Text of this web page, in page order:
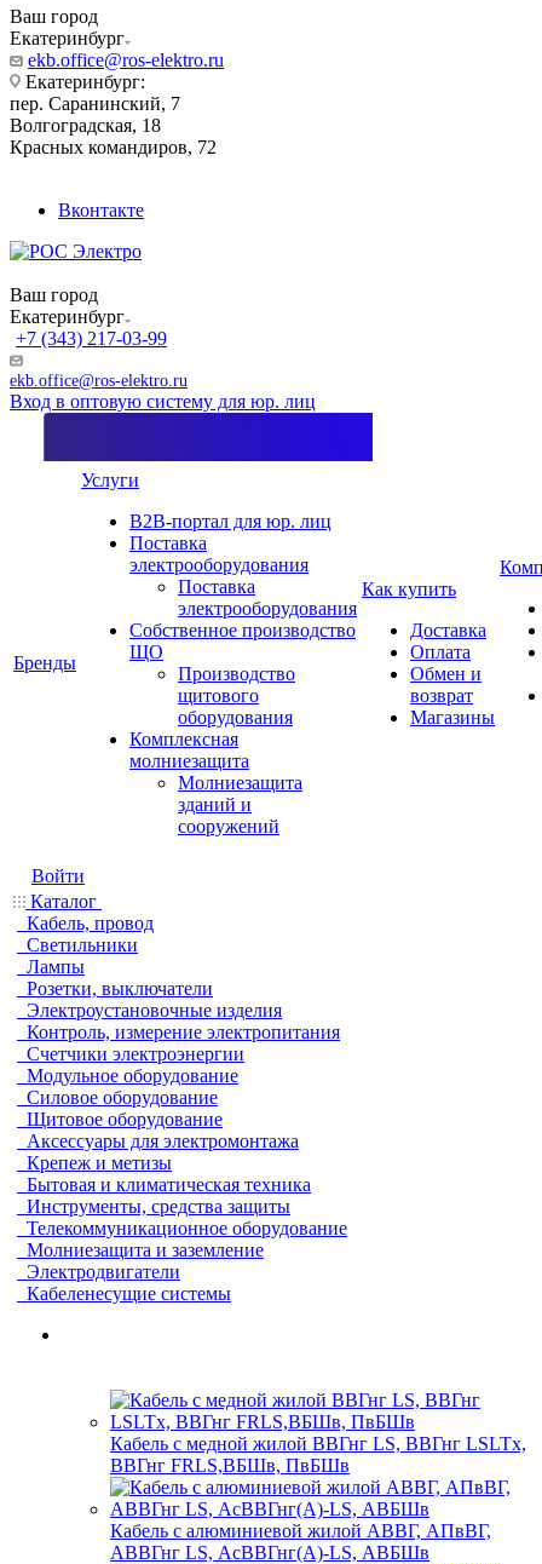
Ваш город
Екатеринбург
ekb.office@ros-elektro.ru
Екатеринбург:
пер. Саранинский, 7
Волгоградская, 18
Красных командиров, 72
Вконтакте
Ваш город
Екатеринбург
+7 (343) 217-03-99
ekb.office@ros-elektro.ru
Вход в оптовую систему для юр. лиц
Бренды
Услуги
B2B-портал для юр. лиц
Поставка
электрооборудования
Поставка
электрооборудования
Собственное производство
ЩО
Производство
щитового
оборудования
Комплексная
молниезащита
Молниезащита
зданий и
сооружений
Как купить
Доставка
Оплата
Обмен и
возврат
Магазины
Войти
Каталог
Кабель, провод
Светильники
Лампы
Розетки, выключатели
Электроустановочные изделия
Контроль, измерение электропитания
Счетчики электроэнергии
Модульное оборудование
Силовое оборудование
Щитовое оборудование
Аксессуары для электромонтажа
Крепеж и метизы
Бытовая и климатическая техника
Инструменты, средства защиты
Телекоммуникационное оборудование
Молниезащита и заземление
Электродвигатели
Кабеленесущие системы
Кабель с медной жилой ВВГнг LS, ВВГнг LSLTx,
ВВГнг FRLS,ВБШв, ПвБШв
Кабель с алюминиевой жилой АВВГ, АПвВГ,
АВВГнг LS, АсВВГнг(А)-LS, АВБШв